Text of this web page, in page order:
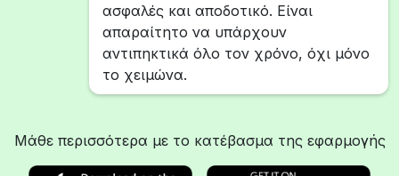
ασφαλές και αποδοτικό. Είναι
απαραίτητο να υπάρχουν
αντιπηκτικά όλο τον χρόνο, όχι μόνο
το χειμώνα.
Μάθε περισσότερα με το κατέβασμα της εφαρμογής